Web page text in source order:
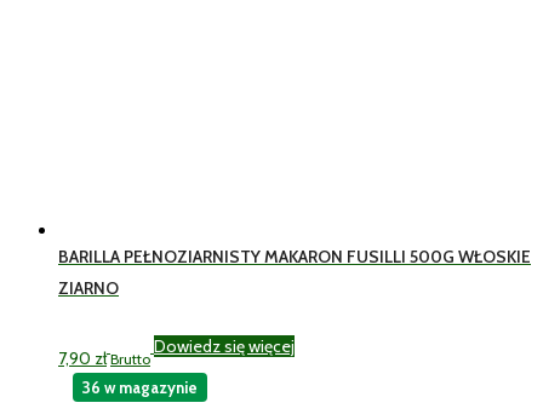
BARILLA PEŁNOZIARNISTY MAKARON FUSILLI 500G WŁOSKIE
ZIARNO
7,90 zł Brutto
Dowiedz się więcej
36 w magazynie